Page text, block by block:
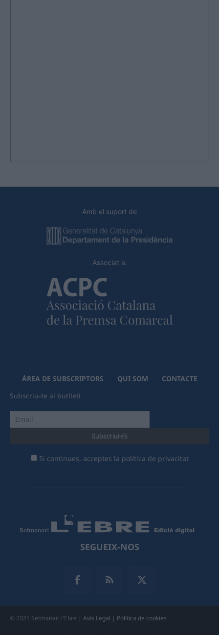
Amb el suport de
Associat a:
ÀREA DE SUBSCRIPTORS QUI SOM
CONTACTE
Subscriu-te al butlletí
Si continues, acceptes la política de privacitat
SEGUEIX-NOS
© 2021 Setmanari l'Ebre | Avís Legal | Política de cookies